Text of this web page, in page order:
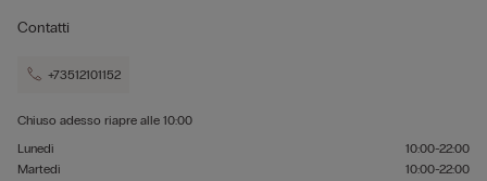
Contatti
+73512101152
Chiuso adesso riapre alle 10:00
Lunedì
10:00-22:00
Martedì
10:00-22:00